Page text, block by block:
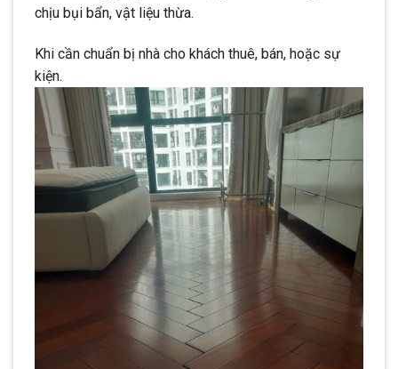
chịu bụi bẩn, vật liệu thừa.
Khi cần chuẩn bị nhà cho khách thuê, bán, hoặc sự
kiện.